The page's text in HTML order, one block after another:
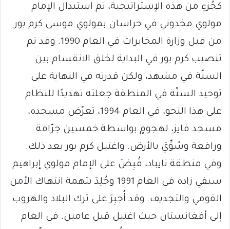
كجُزءٍ من هذه الإستراتيجية، تم استبدال الإمام
مولوي مخدوني في خراسان بمولوي موسى كرم بور
من قبل وزارة المخابرات في العام 1990. وقد تم
تنصيب كرم بور في البداية لخلق الانقسام بين
السنّة في مشهد، ولكن قدرته في النهاية على
توحيد السنّة في المنطقة جعلته تهديدًا للنظام.
على هذا النحو، في العام 1994، تعرّض مسجده،
مسجد فايز، لهجومٍ بواسطة خمسين جرّافة
ورافعة وسُوِّيَ بالأرض. واغتيل كرم بور بعد ذلك.
وفي منطقة تايباد، قُبِضَ على الإمام مولوي إبراهيم
سيفي زاده في العام 1991 وجُلِدَ بتهمة انتهاك الأمن
القومي والتجديف. وقد أُجبِرَ على ترك البلاد والهروب
إلى أفغانستان حيث اغتيل قبل عامين. في العام